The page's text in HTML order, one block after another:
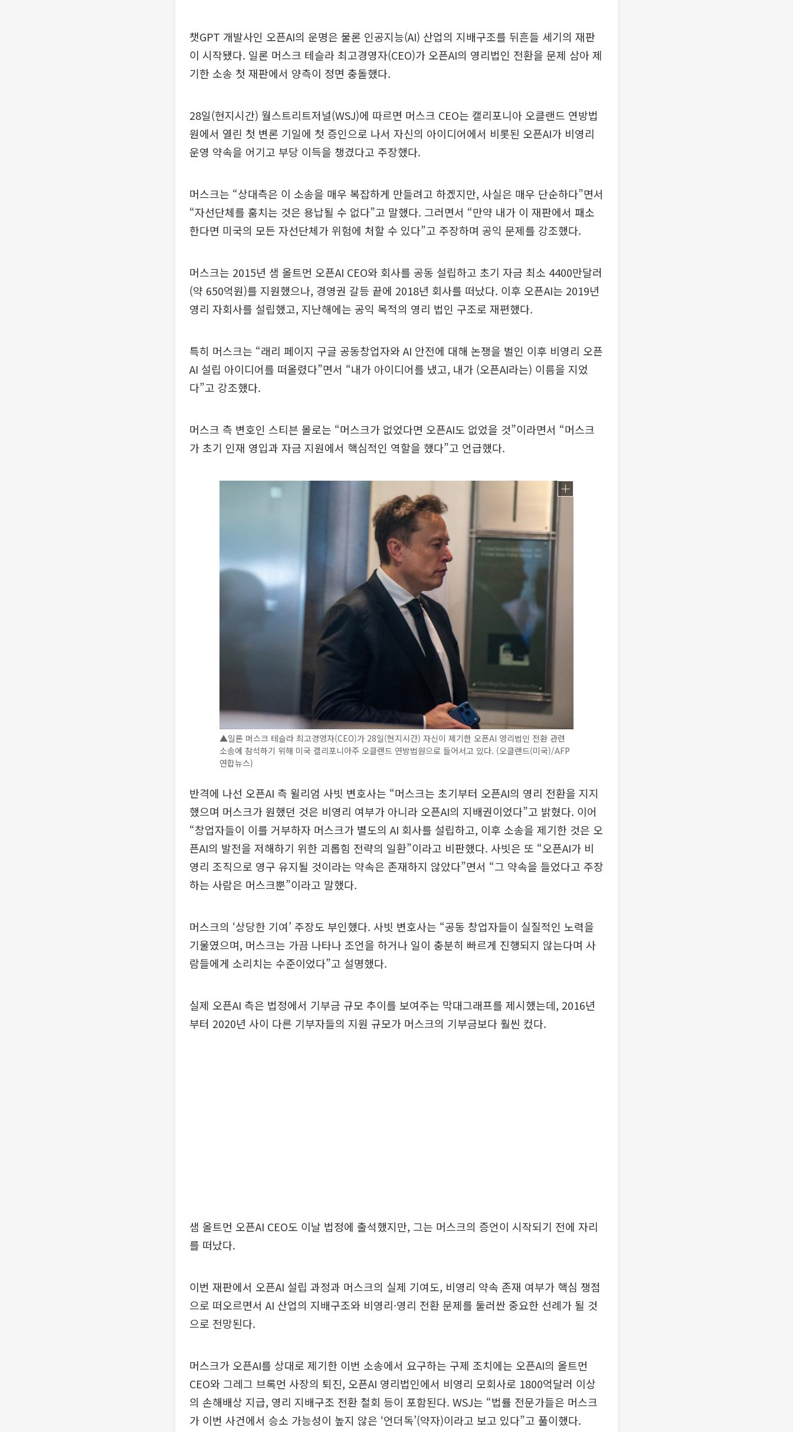
챗GPT 개발사인 오픈AI의 운명은 물론 인공지능(AI) 산업의 지배구조를 뒤흔들 세기의 재판
이 시작됐다. 일론 머스크 테슬라 최고경영자(CEO)가 오픈AI의 영리법인 전환을 문제 삼아 제
기한 소송 첫 재판에서 양측이 정면 충돌했다.
28일(현지시간) 월스트리트저널(WSJ)에 따르면 머스크 CEO는 캘리포니아 오클랜드 연방법
원에서 열린 첫 변론 기일에 첫 증인으로 나서 자신의 아이디어에서 비롯된 오픈AI가 비영리
운영 약속을 어기고 부당 이득을 챙겼다고 주장했다.
머스크는 “상대측은 이 소송을 매우 복잡하게 만들려고 하겠지만, 사실은 매우 단순하다”면서
“자선단체를 훔치는 것은 용납될 수 없다”고 말했다. 그러면서 “만약 내가 이 재판에서 패소
한다면 미국의 모든 자선단체가 위험에 처할 수 있다”고 주장하며 공익 문제를 강조했다.
머스크는 2015년 샘 올트먼 오픈AI CEO와 회사를 공동 설립하고 초기 자금 최소 4400만달러
(약 650억원)를 지원했으나, 경영권 갈등 끝에 2018년 회사를 떠났다. 이후 오픈AI는 2019년
영리 자회사를 설립했고, 지난해에는 공익 목적의 영리 법인 구조로 재편했다.
특히 머스크는 “래리 페이지 구글 공동창업자와 AI 안전에 대해 논쟁을 벌인 이후 비영리 오픈
AI 설립 아이디어를 떠올렸다”면서 “내가 아이디어를 냈고, 내가 (오픈AI라는) 이름을 지었
다”고 강조했다.
머스크 측 변호인 스티븐 몰로는 “머스크가 없었다면 오픈AI도 없었을 것”이라면서 “머스크
가 초기 인재 영입과 자금 지원에서 핵심적인 역할을 했다”고 언급했다.
▲일론 머스크 테슬라 최고경영자(CEO)가 28일(현지시간) 자신이 제기한 오픈AI 영리법인 전환 관련
소송에 참석하기 위해 미국 캘리포니아주 오클랜드 연방법원으로 들어서고 있다. (오클랜드(미국)/AFP
연합뉴스)
반격에 나선 오픈AI 측 윌리엄 사빗 변호사는 “머스크는 초기부터 오픈AI의 영리 전환을 지지
했으며 머스크가 원했던 것은 비영리 여부가 아니라 오픈AI의 지배권이었다”고 밝혔다. 이어
“창업자들이 이를 거부하자 머스크가 별도의 AI 회사를 설립하고, 이후 소송을 제기한 것은 오
픈AI의 발전을 저해하기 위한 괴롭힘 전략의 일환”이라고 비판했다. 사빗은 또 “오픈AI가 비
영리 조직으로 영구 유지될 것이라는 약속은 존재하지 않았다”면서 “그 약속을 들었다고 주장
하는 사람은 머스크뿐”이라고 말했다.
머스크의 ‘상당한 기여’ 주장도 부인했다. 사빗 변호사는 “공동 창업자들이 실질적인 노력을
기울였으며, 머스크는 가끔 나타나 조언을 하거나 일이 충분히 빠르게 진행되지 않는다며 사
람들에게 소리치는 수준이었다”고 설명했다.
실제 오픈AI 측은 법정에서 기부금 규모 추이를 보여주는 막대그래프를 제시했는데, 2016년
부터 2020년 사이 다른 기부자들의 지원 규모가 머스크의 기부금보다 훨씬 컸다.
샘 올트먼 오픈AI CEO도 이날 법정에 출석했지만, 그는 머스크의 증언이 시작되기 전에 자리
를 떠났다.
이번 재판에서 오픈AI 설립 과정과 머스크의 실제 기여도, 비영리 약속 존재 여부가 핵심 쟁점
으로 떠오르면서 AI 산업의 지배구조와 비영리·영리 전환 문제를 둘러싼 중요한 선례가 될 것
으로 전망된다.
머스크가 오픈AI를 상대로 제기한 이번 소송에서 요구하는 구제 조치에는 오픈AI의 올트먼
CEO와 그레그 브록먼 사장의 퇴진, 오픈AI 영리법인에서 비영리 모회사로 1800억달러 이상
의 손해배상 지급, 영리 지배구조 전환 철회 등이 포함된다. WSJ는 “법률 전문가들은 머스크
가 이번 사건에서 승소 가능성이 높지 않은 ‘언더독’(약자)이라고 보고 있다”고 풀이했다.